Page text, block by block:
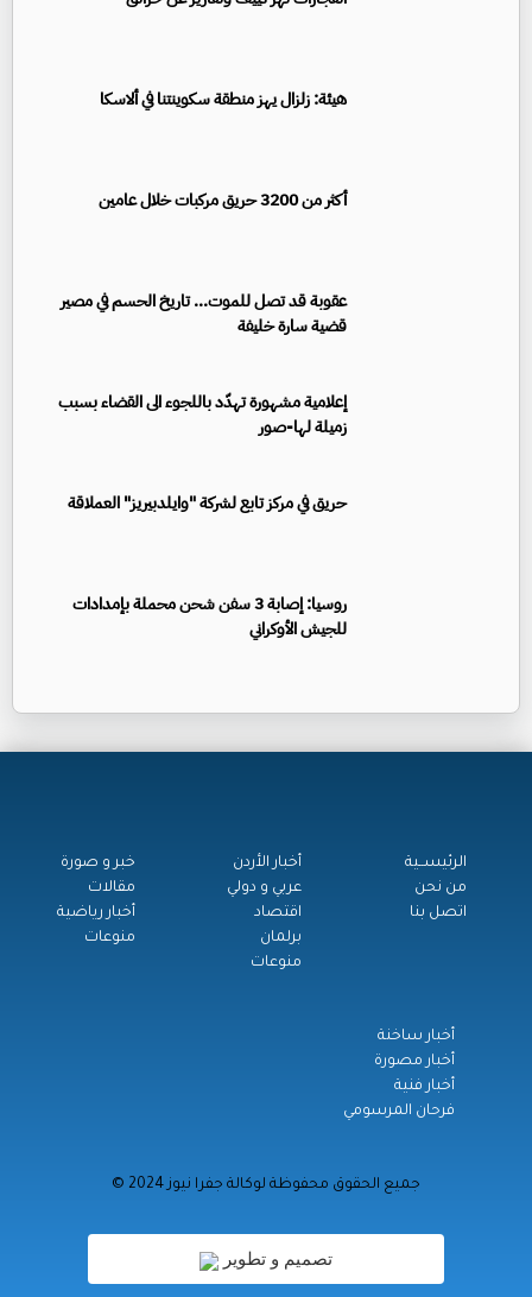
هيئة: زلزال يهز منطقة سكوينتنا في ألاسكا
أكثر من 3200 حريق مركبات خلال عامين
عقوبة قد تصل للموت... تاريخ الحسم في مصير
قضية سارة خليفة
إعلامية مشهورة تهدّد باللجوء الى القضاء بسبب
زميلة لها-صور
حريق في مركز تابع لشركة "وايلدبيريز" العملاقة
روسيا: إصابة 3 سفن شحن محملة بإمدادات
للجيش الأوكراني
الرئيســية
من نحن
اتصل بنا
أخبار الأردن
عربي و دولي
اقتصاد
برلمان
منوعات
خبر و صورة
مقالات
أخبار رياضية
منوعات
أخبار ساخنة
أخبار مصورة
أخبار فنية
فرحان المرسومي
© جميع الحقوق محفوظة لوكالة جفرا نيوز 2024
تصميم و تطوير